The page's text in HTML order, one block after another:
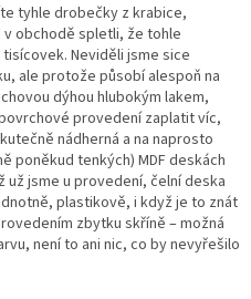
tyhle drobečky z krabice,
obchodě spletli, že tohle
Neviděli jsme sice
ale protože působí alespoň na
dýhou hlubokým lakem,
provedení zaplatit víc,
nádherná a na naprosto
poněkud tenkých) MDF deskách
už jsme u provedení, čelní deska
plastikově, i když je to znát
zbytku skříně – možná
není to ani nic, co by nevyřešilo